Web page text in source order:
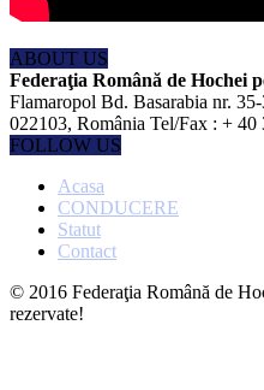
ABOUT US
Federaţia Română de Hochei
Flamaropol Bd. Basarabia nr.
022103, România Tel/Fax : + 40
FOLLOW US
Acasa
CONDUCERE
Statut
Contact
© 2016 Federaţia Română de
rezervate!